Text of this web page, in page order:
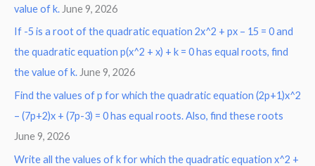
value of k. June 9, 2026
If -5 is a root of the quadratic equation 2x^2 + px – 15 = 0 and
the quadratic equation p(x^2 + x) + k = 0 has equal roots, find
the value of k. June 9, 2026
Find the values of p for which the quadratic equation (2p+1)x^2
– (7p+2)x + (7p-3) = 0 has equal roots. Also, find these roots
June 9, 2026
Write all the values of k for which the quadratic equation x^2 +